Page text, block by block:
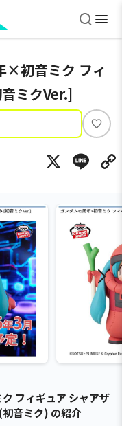
×初音ミク フィ
ミクVer.]
い
ね
X
フィギュア シャアザ
音ミク) の紹介